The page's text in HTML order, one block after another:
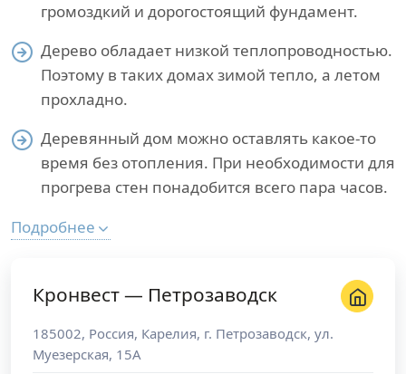
громоздкий и дорогостоящий фундамент.
Дерево обладает низкой теплопроводностью.
Поэтому в таких домах зимой тепло, а летом
прохладно.
Деревянный дом можно оставлять какое-то
время без отопления. При необходимости для
прогрева стен понадобится всего пара часов.
Подробнее
Кронвест — Петрозаводск
185002, Россия, Карелия, г. Петрозаводск, ул.
Муезерская, 15А